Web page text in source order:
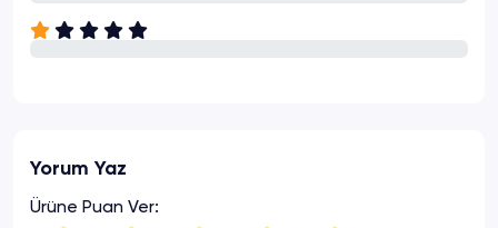
Yorum Yaz
Ürüne Puan Ver: